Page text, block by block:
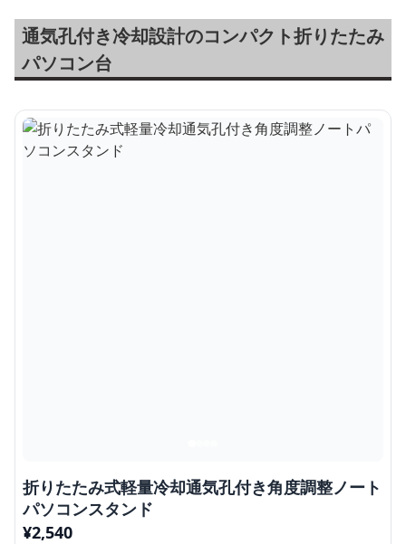
通気孔付き冷却設計のコンパクト折りたたみ
パソコン台
折りたたみ式軽量冷却通気孔付き角度調整ノート
パソコンスタンド
¥2,540